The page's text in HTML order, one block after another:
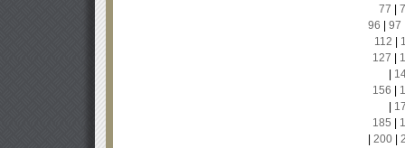
77
96
97
112
127
156
185
200|